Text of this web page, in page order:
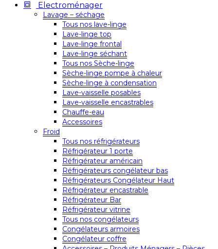
Electroménager
Lavage – séchage
Tous nos lave-linge
Lave-linge top
Lave-linge frontal
Lave-linge séchant
Tous nos Sèche-linge
Sèche-linge pompe à chaleur
Sèche-linge à condensation
Lave-vaisselle posables
Lave-vaisselle encastrables
Chauffe-eau
Accessoires
Froid
Tous nos réfrigérateurs
Réfrigérateur 1 porte
Réfrigérateur américain
Réfrigérateurs congélateur bas
Réfrigérateurs Congélateur Haut
Réfrigérateur encastrable
Réfrigérateur Bar
Réfrigérateur vitrine
Tous nos congélateurs
Congélateurs armoires
Congélateur coffre